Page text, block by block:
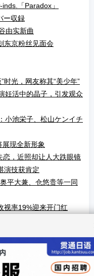
「Paradox」
ー収録
由实新曲
东京粉丝见面会
时光，网友称其“美少年”
妊活中的晶子，引发观众
小池栄子、松山ケンイチ
展现全新形象
恋，近照却让人大跌眼镜
演技获肯定
平大兼、仓悠贵等一同
视率19%迎来开门红